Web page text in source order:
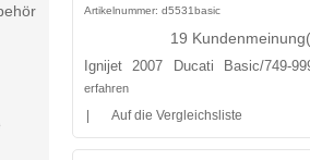
Artikelnummer: d5531basic
19
Ignijet 2007 Ducati Basic/749-
erfahren
Auf die Vergleichsliste